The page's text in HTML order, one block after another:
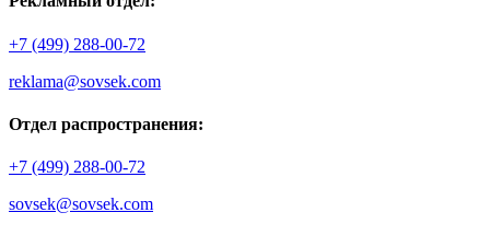
+7 (499) 288-00-72
reklama@sovsek.com
Отдел распространения:
+7 (499) 288-00-72
sovsek@sovsek.com